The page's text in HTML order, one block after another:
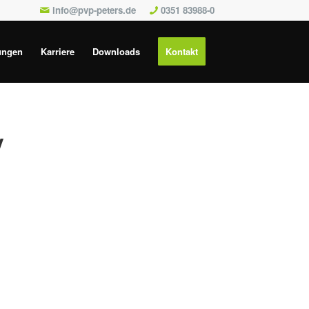
info@pvp-peters.de 0351 83988-0
Karriere Downloads Kontakt